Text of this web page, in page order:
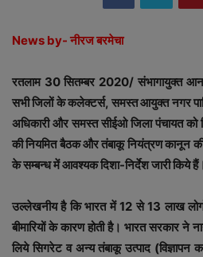
News by- नीरज बरमेचा
रतलाम 30 सितम्बर 2020/ संभागायुक्त
सभी जिलों के कलेक्टर्स, समस्त आयुक्त नगर
अधिकारी और समस्त सीईओ जिला पंचायत को
की नियमित बैठक और तंबाकू नियंत्रण कानून
के सम्बन्ध में आवश्यक दिशा-निर्देश जारी किये हैं।
उल्लेखनीय है कि भारत में 12 से 13 लाख
बीमारियों के कारण होती है। भारत सरकार ने
लिये सिगरेट व अन्य तंबाकू उत्पाद (विज्ञापन